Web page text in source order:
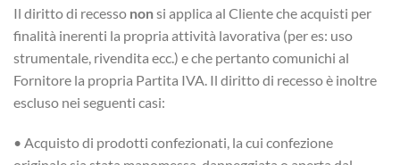
Il diritto di recesso nonsi applica al Cliente che acquisti per
finalità inerenti la propria attività lavorativa (per es: uso
strumentale, rivendita ecc.) e che pertanto comunichi al
Fornitore la propria Partita IVA. Il diritto di recesso è inoltre
escluso nei seguenti casi:
• Acquisto di prodotti confezionati, la cui confezione